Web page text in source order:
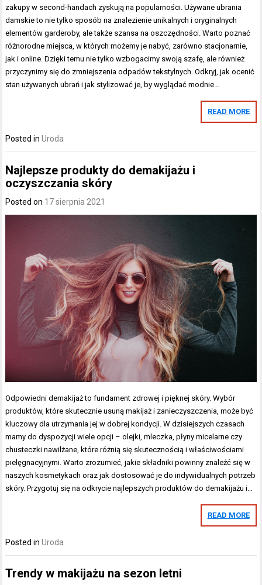
zakupy w second-handach zyskują na popularności. Używane ubrania
damskie to nie tylko sposób na znalezienie unikalnych i oryginalnych
elementów garderoby, ale także szansa na oszczędności. Warto poznać
różnorodne miejsca, w których możemy je nabyć, zarówno stacjonarnie,
jak i online. Dzięki temu nie tylko wzbogacimy swoją szafę, ale również
przyczynimy się do zmniejszenia odpadów tekstylnych. Odkryj, jak ocenić
stan używanych ubrań i jak stylizować je, by wyglądać modnie…
READ MORE
Posted inUroda
Najlepsze produkty do demakijażu i
oczyszczania skóry
Posted on 17 sierpnia 2021
Odpowiedni demakijaż to fundament zdrowej i pięknej skóry. Wybór
produktów, które skutecznie usuną makijaż i zanieczyszczenia, może być
kluczowy dla utrzymania jej w dobrej kondycji. W dzisiejszych czasach
mamy do dyspozycji wiele opcji – olejki, mleczka, płyny micelarne czy
chusteczki nawilżane, które różnią się skutecznością i właściwościami
pielęgnacyjnymi. Warto zrozumieć, jakie składniki powinny znaleźć się w
naszych kosmetykach oraz jak dostosować je do indywidualnych potrzeb
skóry. Przygotuj się na odkrycie najlepszych produktów do demakijażu i…
READ MORE
Posted inUroda
Trendy w makijażu na sezon letni